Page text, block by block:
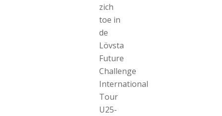
zich
toe in
de
Lövsta
Future
Challenge
International
Tour
U25-